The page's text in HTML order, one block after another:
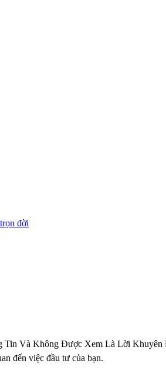
Và Không Được Xem Là Lời Khuyên
đến việc đầu tư của bạn.